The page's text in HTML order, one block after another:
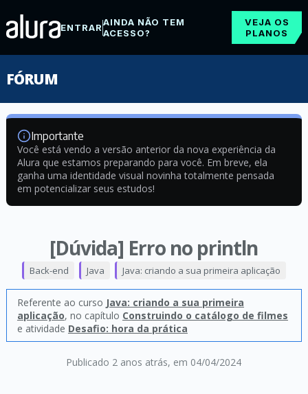
ENTRARAINDA NÃO TEM
ACESSO?
VEJA OS
PLANOS
FÓRUM
Importante
Você está vendo a versão anterior da nova experiência da
Alura que estamos preparando para você. Em breve, ela
ganha uma identidade visual novinha totalmente pensada
em potencializar seus estudos!
[Dúvida] Erro no println
Publicado 2 anos atrás, em 04/04/2024
Back-end Java Java: criando a sua primeira aplicação
Referente ao curso Java: criando a sua primeira
aplicação, no capítulo Construindo o catálogo de filmes
e atividade Desafio: hora da prática